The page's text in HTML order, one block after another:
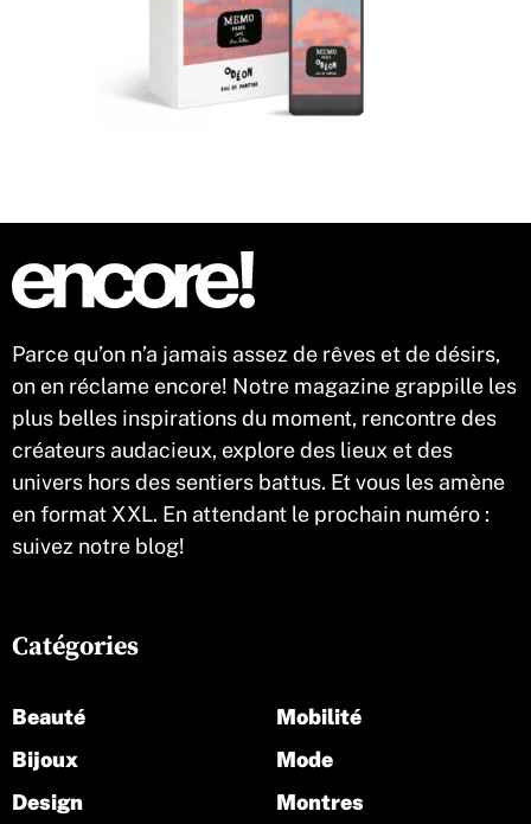
Parce qu’on n’a jamais assez de rêves et de désirs,
on en réclame encore! Notre magazine grappille les
plus belles inspirations du moment, rencontre des
créateurs audacieux, explore des lieux et des
univers hors des sentiers battus. Et vous les amène
en format XXL. En attendant le prochain numéro :
suivez notre blog!
Catégories
Beauté
Bijoux
Design
Mobilité
Mode
Montres